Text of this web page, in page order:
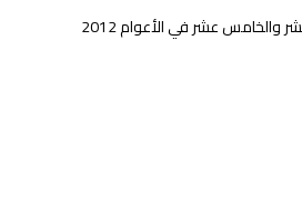
المشاركة في حضور مؤتمرات الهيئات الشرعية للمؤسسات المالية الإسلامية الحادي عشر والثاني عشر والثالث عشر والرابع عشر والخامس عشر في الأعوام 2012